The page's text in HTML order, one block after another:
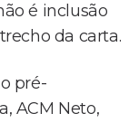
é inclusão
da carta.
pré-
ACM Neto,